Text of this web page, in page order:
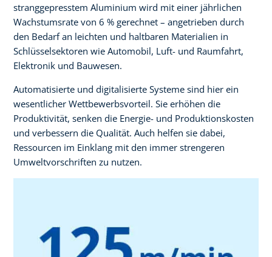
stranggepresstem Aluminium wird mit einer jährlichen
Wachstumsrate von 6 % gerechnet – angetrieben durch
den Bedarf an leichten und haltbaren Materialien in
Schlüsselsektoren wie Automobil, Luft- und Raumfahrt,
Elektronik und Bauwesen.
Automatisierte und digitalisierte Systeme sind hier ein
wesentlicher Wettbewerbsvorteil. Sie erhöhen die
Produktivität, senken die Energie- und Produktionskosten
und verbessern die Qualität. Auch helfen sie dabei,
Ressourcen im Einklang mit den immer strengeren
Umweltvorschriften zu nutzen.